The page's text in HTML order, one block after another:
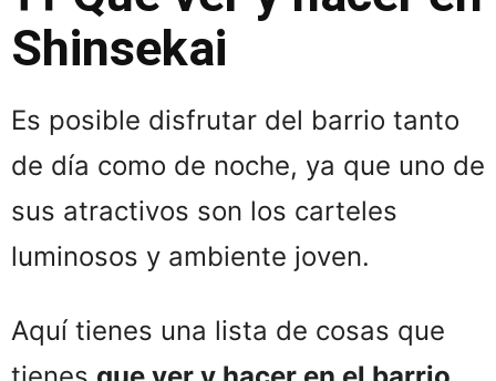
Shinsekai
Es posible disfrutar del barrio tanto
de día como de noche, ya que uno de
sus atractivos son los carteles
luminosos y ambiente joven.
Aquí tienes una lista de cosas que